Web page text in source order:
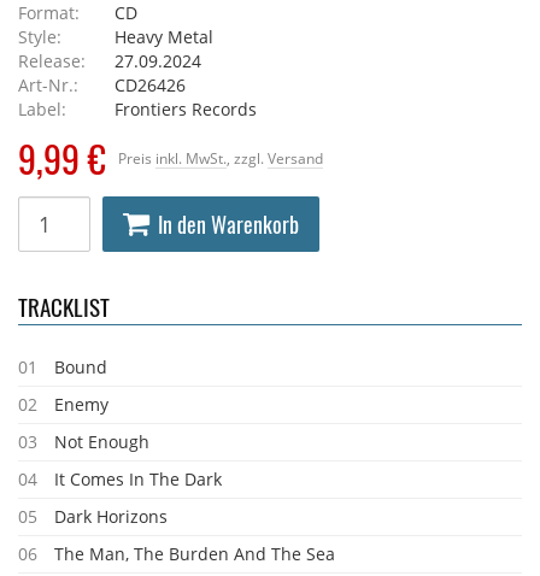
Format:
CD
Style:
Heavy Metal
Release:
27.09.2024
Art-Nr.:
CD26426
Label:
Frontiers Records
Preis inkl. MwSt. , zzgl. Versand
9,99 €
In den Warenkorb
TRACKLIST
01
Bound
02
Enemy
03
Not Enough
04
It Comes In The Dark
05
Dark Horizons
06
The Man, The Burden And The Sea